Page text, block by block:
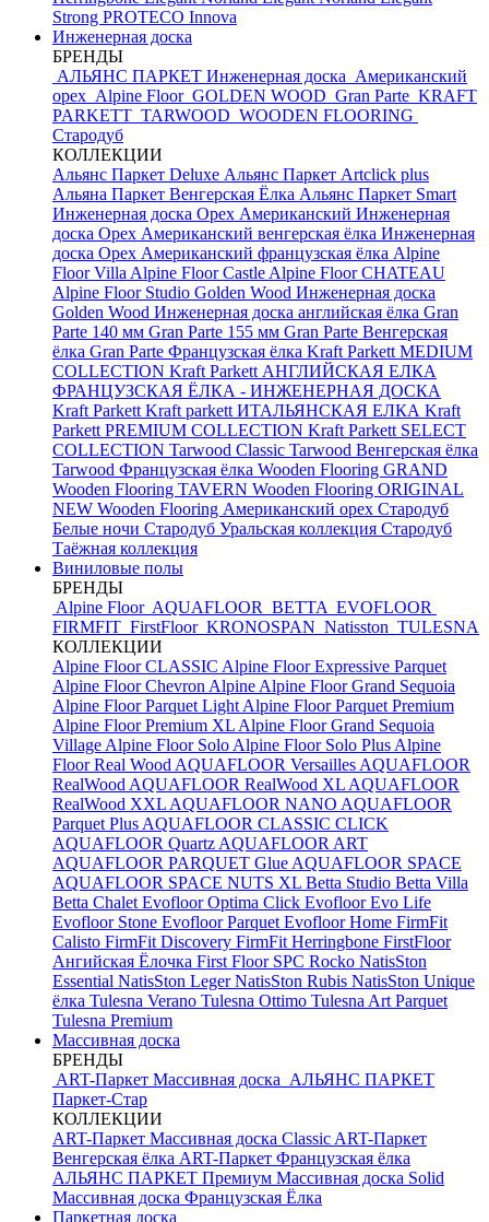
Strong PROTECO Innova
Инженерная доска
БРЕНДЫ
АЛЬЯНС ПАРКЕТ Инженерная доска Американский
орех Alpine Floor GOLDEN WOOD Gran Parte KRAFT
PARKETT TARWOOD WOODEN FLOORING
Стародуб
КОЛЛЕКЦИИ
Альянс Паркет Deluxe Альянс Паркет Artclick plus
Альяна Паркет Венгерская Ёлка Альянс Паркет Smart
Инженерная доска Орех Американский Инженерная
доска Орех Американский венгерская ёлка Инженерная
доска Орех Американский французская ёлка Alpine
Floor Villa Alpine Floor Castle Alpine Floor CHATEAU
Alpine Floor Studio Golden Wood Инженерная доска
Golden Wood Инженерная доска английская ёлка Gran
Parte 140 мм Gran Parte 155 мм Gran Parte Венгерская
ёлка Gran Parte Французская ёлка Kraft Parkett MEDIUM
COLLECTION Kraft Parkett АНГЛИЙСКАЯ ЕЛКА
ФРАНЦУЗСКАЯ ЁЛКА - ИНЖЕНЕРНАЯ ДОСКА
Kraft Parkett Kraft parkett ИТАЛЬЯНСКАЯ ЕЛКА Kraft
Parkett PREMIUM COLLECTION Kraft Parkett SELECT
COLLECTION Tarwood Classic Tarwood Венгерская ёлка
Tarwood Французская ёлка Wooden Flooring GRAND
Wooden Flooring TAVERN Wooden Flooring ORIGINAL
NEW Wooden Flooring Американский орех Стародуб
Белые ночи Стародуб Уральская коллекция Стародуб
Таёжная коллекция
Виниловые полы
БРЕНДЫ
Alpine Floor AQUAFLOOR BETTA EVOFLOOR
FIRMFIT FirstFloor KRONOSPAN Natisston TULESNA
КОЛЛЕКЦИИ
Alpine Floor CLASSIC Alpine Floor Expressive Parquet
Alpine Floor Chevron Alpine Alpine Floor Grand Sequoia
Alpine Floor Parquet Light Alpine Floor Parquet Premium
Alpine Floor Premium XL Alpine Floor Grand Sequoia
Village Alpine Floor Solo Alpine Floor Solo Plus Alpine
Floor Real Wood AQUAFLOOR Versailles AQUAFLOOR
RealWood AQUAFLOOR RealWood XL AQUAFLOOR
RealWood XXL AQUAFLOOR NANO AQUAFLOOR
Parquet Plus AQUAFLOOR CLASSIC CLICK
AQUAFLOOR Quartz AQUAFLOOR ART
AQUAFLOOR PARQUET Glue AQUAFLOOR SPACE
AQUAFLOOR SPACE NUTS XL Betta Studio Betta Villa
Betta Chalet Evofloor Optima Click Evofloor Evo Life
Evofloor Stone Evofloor Parquet Evofloor Home FirmFit
Calisto FirmFit Discovery FirmFit Herringbone FirstFloor
Ангийская Ёлочка First Floor SPC Rocko NatisSton
Essential NatisSton LegerNatisSton Rubis NatisSton Unique
ёлка Tulesna Verano Tulesna Ottimo Tulesna Art Parquet
Tulesna Premium
Массивная доска
БРЕНДЫ
ART-Паркет Массивная доска АЛЬЯНС ПАРКЕТ
Паркет-Стар
КОЛЛЕКЦИИ
ART-Паркет Массивная доска Classic ART-Паркет
Венгерская ёлка ART-Паркет Французская ёлка
АЛЬЯНС ПАРКЕТ Премиум Массивная доска Solid
Массивная доска Французская Ёлка
Паркетная доска